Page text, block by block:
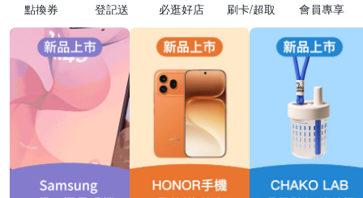
點換券 登記送 必逛好店 刷卡/超取 會員專享